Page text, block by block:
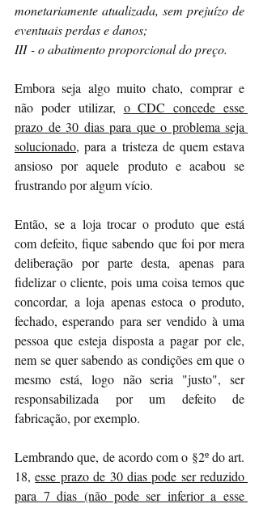
monetariamente atualizada, sem prejuízo de
eventuais perdas e danos;
III - o abatimento proporcional do preço.
Embora seja algo muito chato, comprar e
não poder utilizar, o CDC concede esse
prazo de 30 dias para que o problema seja
solucionado, para a tristeza de quem estava
ansioso por aquele produto e acabou se
frustrando por algum vício.
Então, se a loja trocar o produto que está
com defeito, fique sabendo que foi por mera
deliberação por parte desta, apenas para
fidelizar o cliente, pois uma coisa temos que
concordar, a loja apenas estoca o produto,
fechado, esperando para ser vendido à uma
pessoa que esteja disposta a pagar por ele,
nem se quer sabendo as condições em que o
mesmo está, logo não seria "justo", ser
responsabilizada por um defeito de
fabricação, por exemplo.
Lembrando que, de acordo com o §2º do art.
18, esse prazo de 30 dias pode ser reduzido
para 7 dias (não pode ser inferior a esse